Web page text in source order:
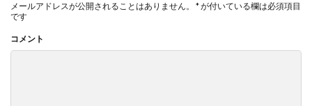
メールアドレスが公開されることはありません。 *が付いている欄は必須項目
です
コメント